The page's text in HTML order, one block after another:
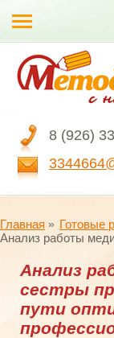
8 (926)
Главная
Готовые
Анализ работы
Анализ
сестры
пути